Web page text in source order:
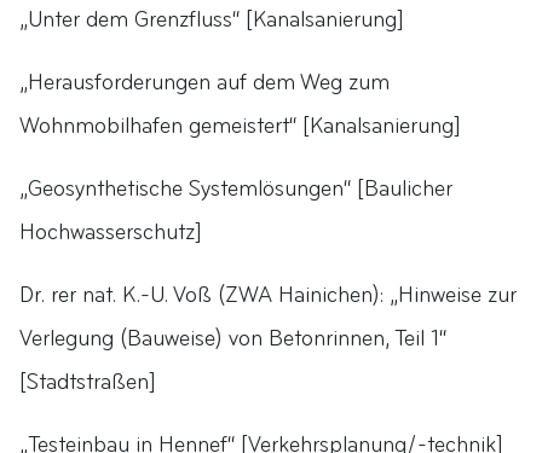
„Unter dem Grenzfluss“ [Kanalsanierung]
„Herausforderungen auf dem Weg zum
Wohnmobilhafen gemeistert“ [Kanalsanierung]
„Geosynthetische Systemlösungen“ [Baulicher
Hochwasserschutz]
Dr. rer nat. K.-U. Voß (ZWA Hainichen): „Hinweise zur
Verlegung (Bauweise) von Betonrinnen, Teil 1“
[Stadtstraßen]
„Testeinbau in Hennef“ [Verkehrsplanung/-technik]